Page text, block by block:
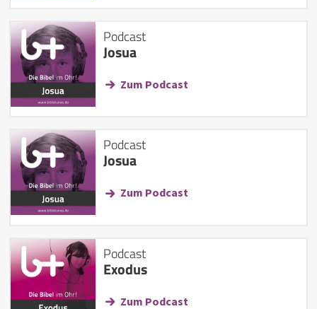
Podcast
Josua
Zum Podcast
Podcast
Josua
Zum Podcast
Podcast
Exodus
Zum Podcast